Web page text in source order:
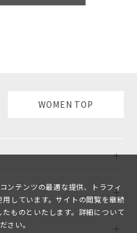
WOMEN TOP
ンテンツの最適な提供、トラフィ
しています。サイトの閲覧を継続
ものといたします。詳細について
さい。